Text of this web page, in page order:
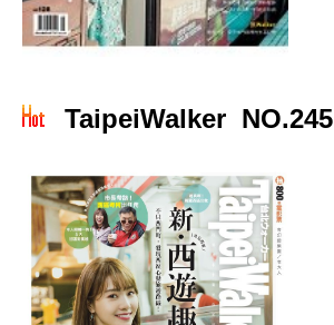
TaipeiWalker NO.245